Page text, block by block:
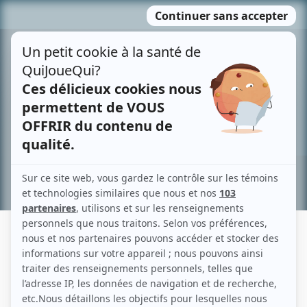
MENU
contenu
Recherche avancée »
FRANÇOISE MILLETTE
Liens
Fiche de Françoise Millette sur Showbizz.net